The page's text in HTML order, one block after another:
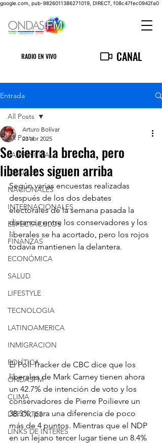
google.com, pub-9826011386271019, DIRECT, f08c47fec0942fa0
RADIO EN VIVO CANAL
Entrada
All Posts
LA PRINCIPAL
LOCALES
NACIONALES
INTERNACIONALES
ESPECTACULOS
FINANZAS
ECONÓMICA
SALUD
LIFESTYLE
TECNOLOGIA
LATINOAMERICA
INMIGRACION
POLÍTICA
ONDASFM
CLIMA
DEPORTES
LINKS DE INTERES
All Posts
Se cierra la brecha, pero
liberales siguen arriba
Arturo Bolívar
23 abr 2025
Según varias encuestas realizadas
después de los dos debates
electorales de la semana pasada la
distancia entre los conservadores y los
liberales se ha acortado, pero los rojos
todavía mantienen la delantera.
El Poll Tracker de CBC dice que los
liberales de Mark Carney tienen ahora
un 42.7% de intención de voto y los
conservadores de Pierre Poilievre un
38.3%, para una diferencia de poco
más de 4 puntos. Mientras que el NDP
en un lejano tercer lugar tiene un 8.4%